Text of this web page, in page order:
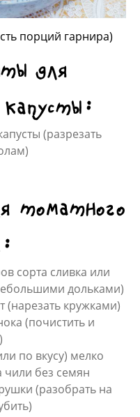
порций гарнира)
для
капусты:
(разрезать
томатного
сорта сливка или
дольками)
(нарезать кружками)
(почистить и
по вкусу) мелко
чили без семян
(разобрать на